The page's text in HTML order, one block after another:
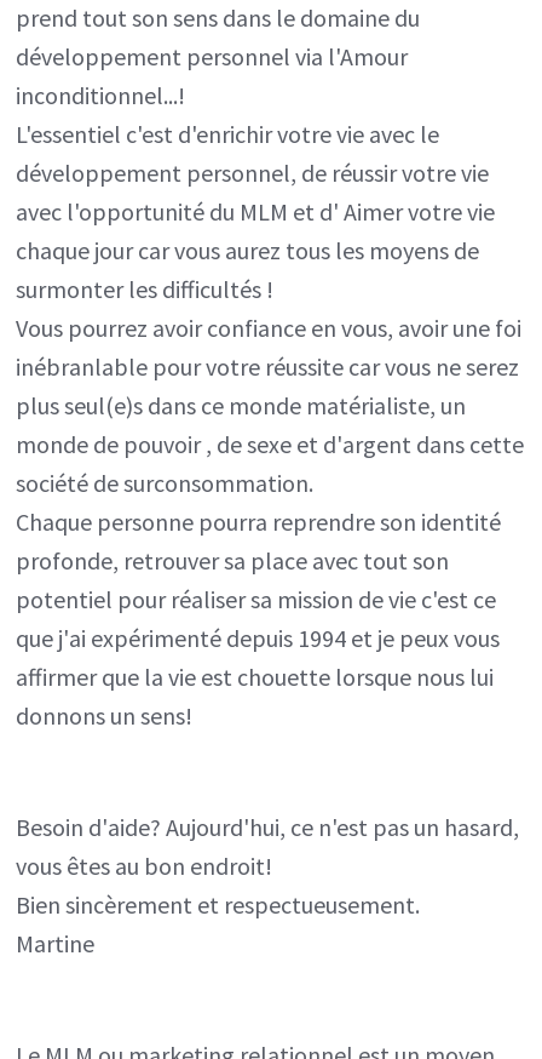
prend tout son sens dans le domaine du
développement personnel via l'Amour
inconditionnel...!
L'essentiel c'est d'enrichir votre vie avec le
développement personnel, de réussir votre vie
avec l'opportunité du MLM et d' Aimer votre vie
chaque jour car vous aurez tous les moyens de
surmonter les difficultés !
Vous pourrez avoir confiance en vous, avoir une foi
inébranlable pour votre réussite car vous ne serez
plus seul(e)s dans ce monde matérialiste, un
monde de pouvoir , de sexe et d'argent dans cette
société de surconsommation.
Chaque personne pourra reprendre son identité
profonde, retrouver sa place avec tout son
potentiel pour réaliser sa mission de vie c'est ce
que j'ai expérimenté depuis 1994 et je peux vous
affirmer que la vie est chouette lorsque nous lui
donnons un sens!
Besoin d'aide? Aujourd'hui, ce n'est pas un hasard,
vous êtes au bon endroit!
Bien sincèrement et respectueusement.
Martine